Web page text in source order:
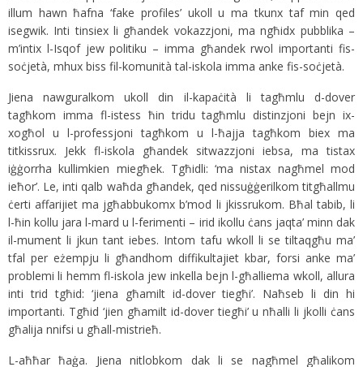
illum hawn ħafna ‘fake profiles’ ukoll u ma tkunx taf min qed
isegwik. Inti tinsiex li għandek vokazzjoni, ma ngħidx pubblika –
m’intix l-Isqof jew politiku – imma għandek rwol importanti fis-
soċjetà, mhux biss fil-komunità tal-iskola imma anke fis-soċjetà.
Jiena nawguralkom ukoll din il-kapaċità li tagħmlu d-dover
tagħkom imma fl-istess ħin tridu tagħmlu distinzjoni bejn ix-
xogħol u l-professjoni tagħkom u l-ħajja tagħkom biex ma
titkissrux. Jekk fl-iskola għandek sitwazzjoni iebsa, ma tistax
iġġorrha kullimkien miegħek. Tgħidli: ‘ma nistax nagħmel mod
ieħor’. Le, inti qalb waħda għandek, qed nissuġġerilkom titgħallmu
ċerti affarijiet ma jgħabbukomx b’mod li jkissrukom. Bħal tabib, li
l-ħin kollu jara l-mard u l-ferimenti – irid ikollu ċans jaqta’ minn dak
il-mument li jkun tant iebes. Intom tafu wkoll li se tiltaqgħu ma’
tfal per eżempju li għandhom diffikultajiet kbar, forsi anke ma’
problemi li hemm fl-iskola jew inkella bejn l-għalliema wkoll, allura
inti trid tgħid: ‘jiena għamilt id-dover tiegħi’. Naħseb li din hi
importanti. Tgħid ‘jien għamilt id-dover tiegħi’ u nħalli li jkolli ċans
għalija nnifsi u għall-mistrieħ.
L-aħħar ħaġa. Jiena nitlobkom dak li se nagħmel għalikom